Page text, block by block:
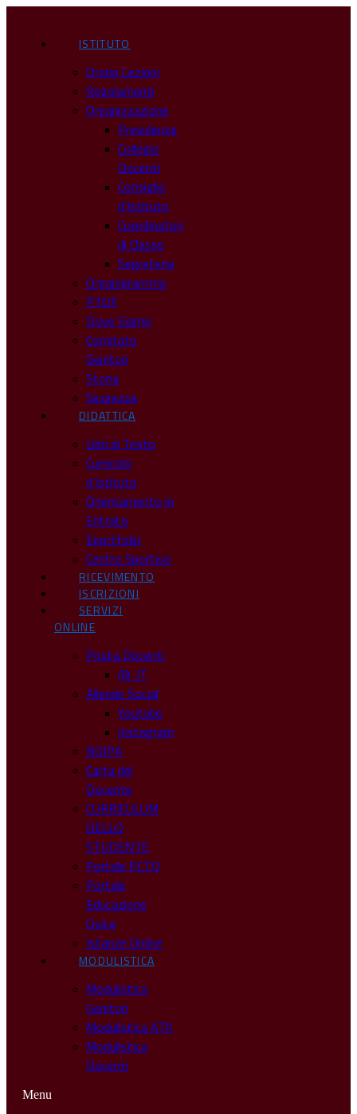
ISTITUTO
Orario Lezioni
Regolamenti
Organizzazione
Presidenza
Collegio
Docenti
Consiglio
d’Istituto
Coordinatori
di Classe
Segreteria
Organigramma
PTOF
Dove Siamo
Comitato
Genitori
Storia
Sicurezza
DIDATTICA
Libri di Testo
Curricolo
d’Istituto
Orientamento in
Entrata
Eportfolio
Centro Sportivo
RICEVIMENTO
ISCRIZIONI
SERVIZI
ONLINE
Posta Docenti
@ .IT
Allende Social
Youtube
Instagram
NOIPA
Carta del
Docente
CURRICULUM
DELLO
STUDENTE
Portale PCTO
Portale
Educazione
Civica
Istanze Online
MODULISTICA
Modulistica
Genitori
Modulistica ATA
Modulistica
Docenti
Menu